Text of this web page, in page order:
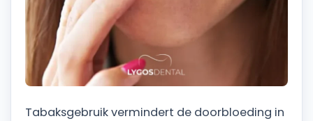
Tabaksgebruik vermindert de doorbloeding in